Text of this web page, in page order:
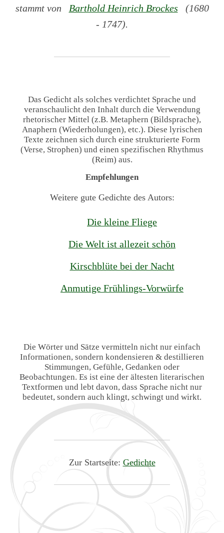
stammt von
Barthold Heinrich Brockes (1680
- 1747).
Das Gedicht als solches verdichtet Sprache und
veranschaulicht den Inhalt durch die Verwendung
rhetorischer Mittel (z.B. Metaphern (Bildsprache),
Anaphern (Wiederholungen), etc.). Diese lyrischen
Texte zeichnen sich durch eine strukturierte Form
(Verse, Strophen) und einen spezifischen Rhythmus
(Reim) aus.
Empfehlungen
Weitere gute Gedichte des Autors:
Die kleine Fliege
Die Welt ist allezeit schön
Kirschblüte bei der Nacht
Anmutige Frühlings-Vorwürfe
Die Wörter und Sätze vermitteln nicht nur einfach
Informationen, sondern kondensieren & destillieren
Stimmungen, Gefühle, Gedanken oder
Beobachtungen. Es ist eine der ältesten literarischen
Textformen und lebt davon, dass Sprache nicht nur
bedeutet, sondern auch klingt, schwingt und wirkt.
Zur Startseite: Gedichte